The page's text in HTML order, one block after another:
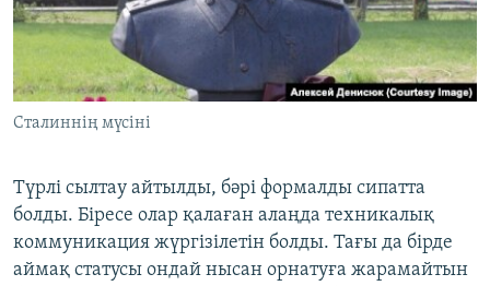
Сталиннің мүсіні
Түрлі сылтау айтылды, бәрі формалды сипатта
болды. Біресе олар қалаған алаңда техникалық
коммуникация жүргізілетін болды. Тағы да бірде
аймақ статусы ондай нысан орнатуға жарамайтын